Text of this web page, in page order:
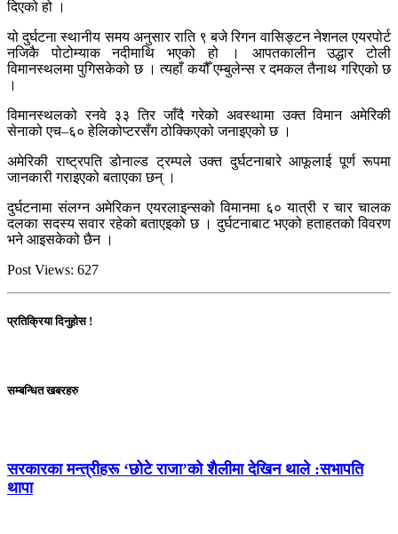
दिएको हो ।
यो दुर्घटना स्थानीय समय अनुसार राति ९ बजे रिगन वासिङ्टन नेशनल एयरपोर्ट
नजिकै पोटोम्याक नदीमाथि भएको हो । आपतकालीन उद्धार टोली
विमानस्थलमा पुगिसकेको छ । त्यहाँ कयौँ एम्बुलेन्स र दमकल तैनाथ गरिएको छ
।
विमानस्थलको रनवे ३३ तिर जाँदै गरेको अवस्थामा उक्त विमान अमेरिकी
सेनाको एच–६० हेलिकोप्टरसँग ठोक्किएको जनाइएको छ ।
अमेरिकी राष्ट्रपति डोनाल्ड ट्रम्पले उक्त दुर्घटनाबारे आफूलाई पूर्ण रूपमा
जानकारी गराइएको बताएका छन् ।
दुर्घटनामा संलग्न अमेरिकन एयरलाइन्सको विमानमा ६० यात्री र चार चालक
दलका सदस्य सवार रहेको बताएइको छ । दुर्घटनाबाट भएको हताहतको विवरण
भने आइसकेको छैन ।
Post Views: 627
प्रतिक्रिया दिनुहोस !
सम्बन्धित खबरहरु
सरकारका मन्त्रीहरू ‘छोटे राजा’को शैलीमा देखिन थाले :सभापति
थापा